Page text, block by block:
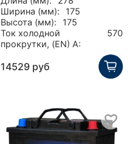
Ширина (мм):
175
Высота (мм):
175
Ток холодной
прокрутки, (EN) А:
570
14529 руб